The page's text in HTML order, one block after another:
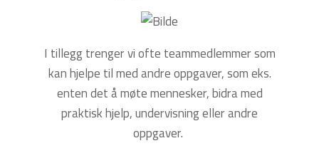
I tillegg trenger vi ofte teammedlemmer som
kan hjelpe til med andre oppgaver, som eks.
enten det å møte mennesker, bidra med
praktisk hjelp, undervisning eller andre
oppgaver.